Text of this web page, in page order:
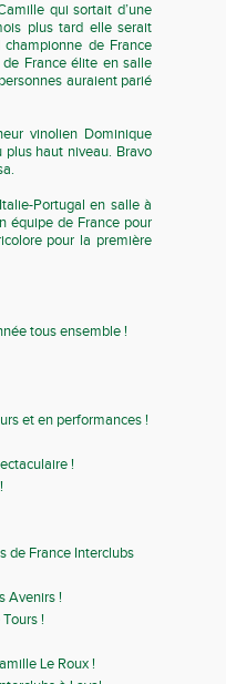
qui sortait d’une
plus tard elle serait
de France
France élite en salle
auraient parié
vinolien Dominique
plus haut niveau. Bravo
Portugal en salle à
équipe de France pour
pour la première
tous ensemble !
et en performances !
!
de France Interclubs
Avenirs !
!
Le Roux !